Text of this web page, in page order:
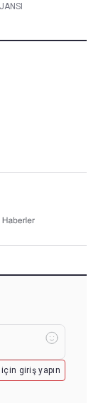
giriş yapın